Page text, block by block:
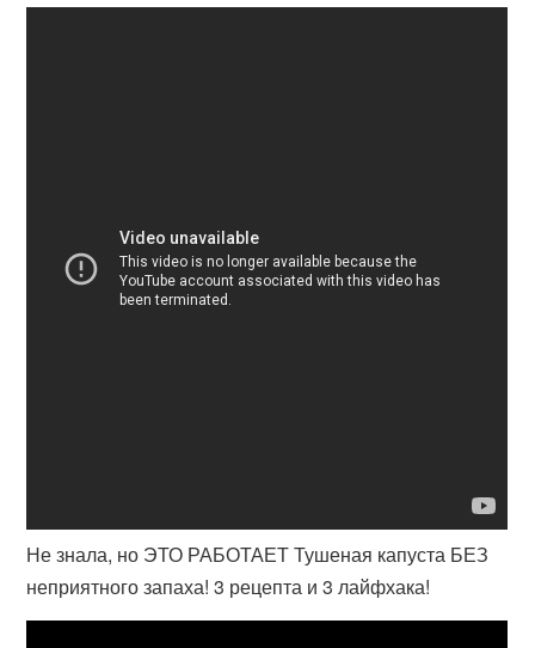
Не знала, но ЭТО РАБОТАЕТ Тушеная капуста БЕЗ
неприятного запаха! 3 рецепта и 3 лайфхака!